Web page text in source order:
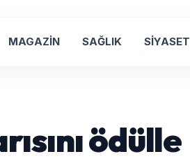
MAGAZİN SAĞLIK SİYASET
ödülle